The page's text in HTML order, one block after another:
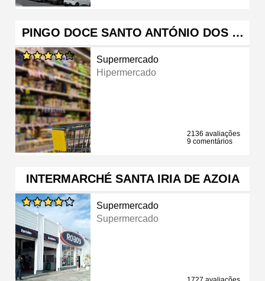
PINGO DOCE SANTO ANTÓNIO DOS …
Supermercado
Hipermercado
2136 avaliações
9 comentários
INTERMARCHÉ SANTA IRIA DE AZOIA
Supermercado
Supermercado